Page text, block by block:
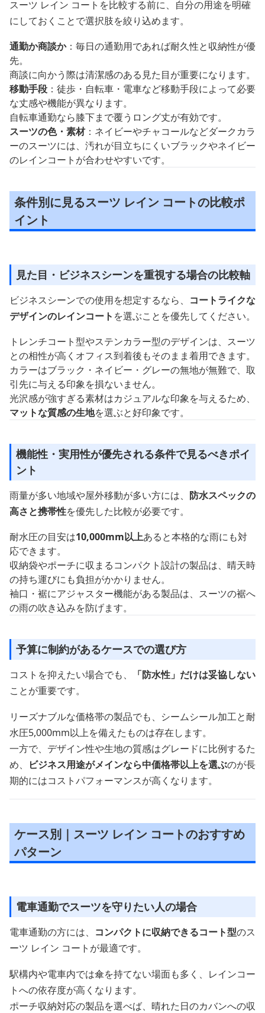
スーツ レイン コートを比較する前に、自分の用途を明確
にしておくことで選択肢を絞り込めます。
通勤か商談か：毎日の通勤用であれば耐久性と収納性が優
先。
商談に向かう際は清潔感のある見た目が重要になります。
移動手段 ：徒歩・自転車・電車など移動手段によって必要
な丈感や機能が異なります。
自転車通勤なら膝下まで覆うロング丈が有効です。
スーツの色・素材：ネイビーやチャコールなどダークカラ
ーのスーツには、汚れが目立ちにくいブラックやネイビー
のレインコートが合わせやすいです。
条件別に見るスーツ レイン コートの比較ポ
イント
見た目・ビジネスシーンを重視する場合の比較軸
ビジネスシーンでの使用を想定するなら、 コートライクな
デザインのレインコート を選ぶことを優先してください。
トレンチコート型やステンカラー型のデザインは、スーツ
との相性が高くオフィス到着後もそのまま着用できます。
カラーはブラック・ネイビー・グレーの無地が無難で、取
引先に与える印象を損ないません。
光沢感が強すぎる素材はカジュアルな印象を与えるため、
マットな質感の生地を選ぶと好印象です。
機能性・実用性が優先される条件で見るべきポイ
ント
雨量が多い地域や屋外移動が多い方には、 防水スペックの
高さと携帯性を優先した比較が必要です。
耐水圧の目安は10,000mm以上あると本格的な雨にも対
応できます。
収納袋やポーチに収まるコンパクト設計の製品は、晴天時
の持ち運びにも負担がかかりません。
袖口・裾にアジャスター機能がある製品は、スーツの裾へ
の雨の吹き込みを防げます。
予算に制約があるケースでの選び方
コストを抑えたい場合でも、
「防水性」だけは妥協しない
ことが重要です。
リーズナブルな価格帯の製品でも、シームシール加工と耐
水圧5,000mm以上を備えたものは存在します。
一方で、デザイン性や生地の質感はグレードに比例するた
め、
ビジネス用途がメインなら中価格帯以上を選ぶのが長
期的にはコストパフォーマンスが高くなります。
ケース別｜スーツ レイン コートのおすすめ
パターン
電車通勤でスーツを守りたい人の場合
電車通勤の方には、 コンパクトに収納できるコート型のス
ーツ レイン コートが最適です。
駅構内や電車内では傘を持てない場面も多く、レインコー
トへの依存度が高くなります。
ポーチ収納対応の製品を選べば、晴れた日のカバンへの収